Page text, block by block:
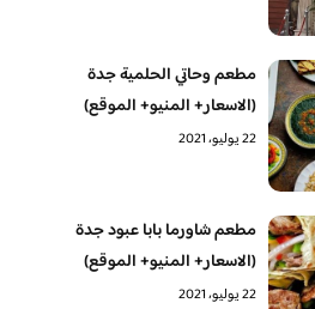
مطعم وحاتي الحلمية جدة
(الاسعار+ المنيو+ الموقع)
22 يوليو، 2021
مطعم شاورما بابا عبود جدة
(الاسعار+ المنيو+ الموقع)
22 يوليو، 2021